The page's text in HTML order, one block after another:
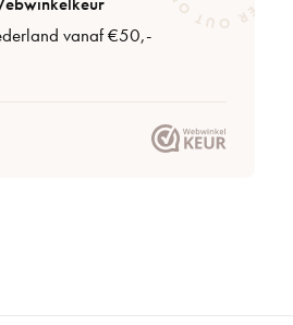
vanaf €50,-